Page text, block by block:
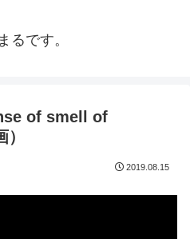
です。
of smell of
2019.08.15